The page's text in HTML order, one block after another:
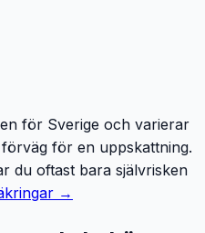
för Sverige och varierar
för en uppskattning.
du oftast bara självrisken
→